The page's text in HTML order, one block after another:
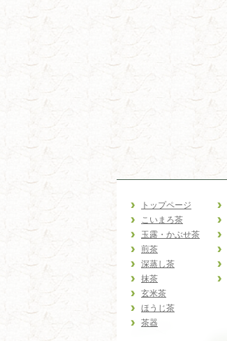
トップページ
こいまろ茶
玉露・かぶせ茶
煎茶
深蒸し茶
抹茶
玄米茶
ほうじ茶
茶器